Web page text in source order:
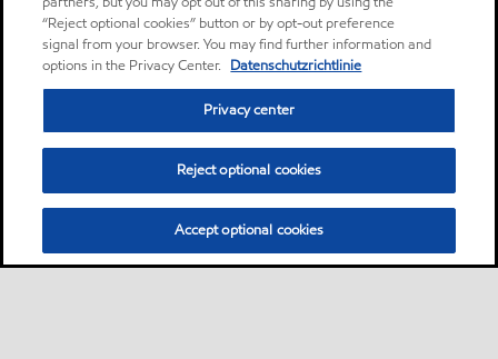
“Reject optional cookies” button or by opt-out preference
signal from your browser. You may find further information and
options in the Privacy Center. Datenschutzrichtlinie
Privacy center
Reject optional cookies
Accept optional cookies